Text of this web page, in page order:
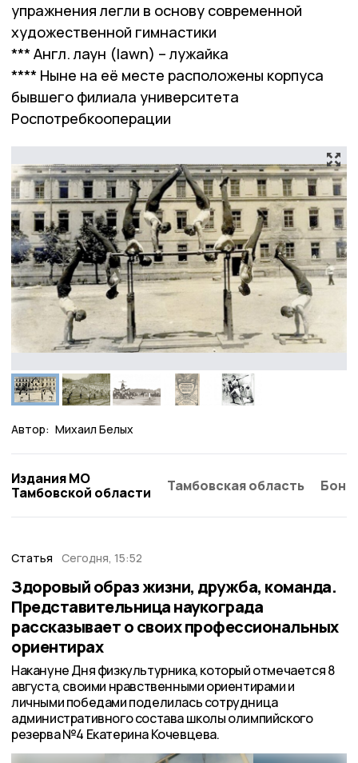
упражнения легли в основу современной
художественной гимнастики
*** Англ. лаун (lawn) – лужайка
**** Ныне на её месте расположены корпуса
бывшего филиала университета
Роспотребкооперации
Автор: Михаил Белых
Издания МО
Тамбовской области
Тамбовская область
Статья Сегодня, 15:52
Здоровый образ жизни, дружба, команда.
Представительница наукограда
рассказывает о своих профессиональных
ориентирах
Накануне Дня физкультурника, который отмечается 8
августа, своими нравственными ориентирами и
личными победами поделилась сотрудница
административного состава школы олимпийского
резерва №4 Екатерина Кочевцева.